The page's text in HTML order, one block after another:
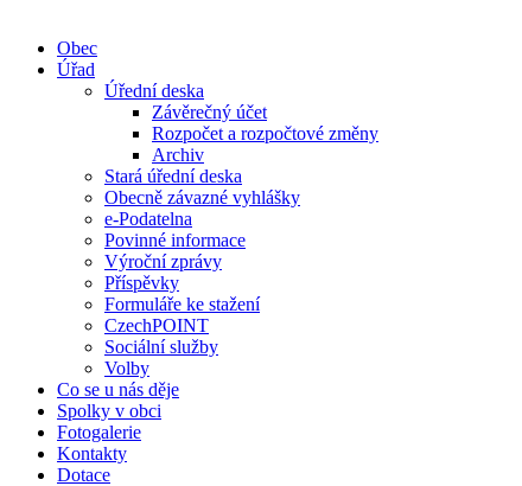
Obec
Úřad
Úřední deska
Závěrečný účet
Rozpočet a rozpočtové změny
Archiv
Stará úřední deska
Obecně závazné vyhlášky
e-Podatelna
Povinné informace
Výroční zprávy
Příspěvky
Formuláře ke stažení
CzechPOINT
Sociální služby
Volby
Co se u nás děje
Spolky v obci
Fotogalerie
Kontakty
Dotace